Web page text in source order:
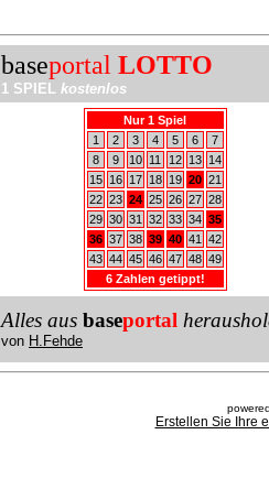
baseportal LOTTO
1 SPIEL kostenlos
Nur 1 Spiel
1
2 3 4 5 6
7
8
9 10 11 12 13
14
15
16 17 18 19 20 21
22 23 24 25 26 27 28
29 30 31 32 33 34 35
36 37 38 39 40 41
42
43 44 45 46 47 48 49
6 Zahlen getippt!
Alles aus baseportal
von H.Fehde
Erstellen Sie Ihre